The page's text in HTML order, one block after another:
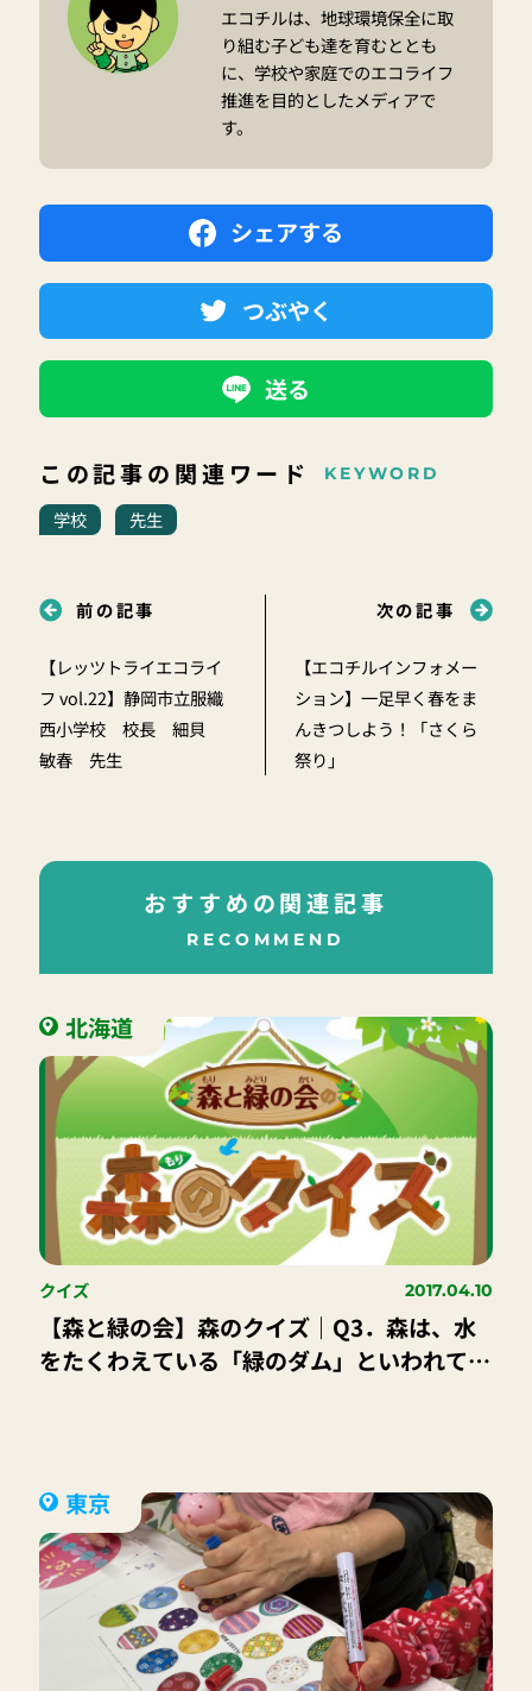
エコチルは、地球環境保全に取
り組む子ども達を育むととも
に、学校や家庭でのエコライフ
推進を目的としたメディアで
す。
シェアする
つぶやく
送る
この記事の関連ワード KEYWORD
学校 先生
前の記事
【レッツトライエコライ
フ vol.22】静岡市立服織
西小学校 校長 細貝
敏春 先生
次の記事
【エコチルインフォメー
ション】一足早く春をま
んきつしよう！「さくら
祭り」
おすすめの関連記事
RECOMMEND
北海道
クイズ 2017.04.10
【森と緑の会】森のクイズ｜Q3．森は、水
をたくわえている「緑のダム」といわれてい
東京